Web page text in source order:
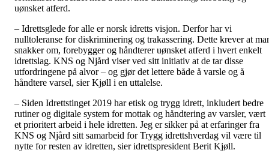
uønsket atferd.
– Idrettsglede for alle er norsk idretts visjon. Derfor har vi
nulltoleranse for diskriminering og trakassering. Dette krever at
snakker om, forebygger og håndterer uønsket atferd i hvert enkelt
idrettslag. KNS og Njård viser ved sitt initiativ at de tar disse
utfordringene på alvor – og gjør det lettere både å varsle og å
håndtere varsel, sier Kjøll i en uttalelse.
– Siden Idrettstinget 2019 har etisk og trygg idrett, inkludert bedre
rutiner og digitale system for mottak og håndtering av varsler, vært
et prioritert arbeid i hele idretten. Jeg er sikker på at erfaringer fra
KNS og Njård sitt samarbeid for Trygg idrettshverdag vil være til
nytte for resten av idretten, sier idrettspresident Berit Kjøll.